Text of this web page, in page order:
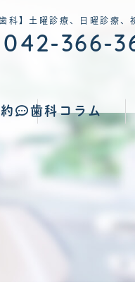
科】土曜診療、日曜診療、
042-366-
歯科コラム